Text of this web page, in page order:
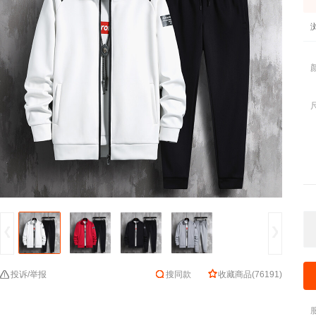
投诉/举报 搜同款 收藏商品(76191)